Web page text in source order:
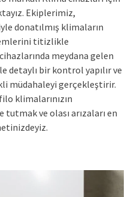
Ekiplerimiz,
donatılmış klimaların
titizlikle
meydana gelen
detaylı bir kontrol yapılır ve
müdahaleyi gerçekleştirir.
klimalarınızın
tutmak ve olası arızaları en